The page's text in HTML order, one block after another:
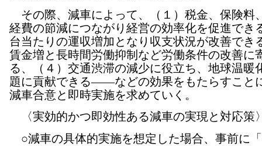
その際、減車によって、（１）税金、保険料
経費の節減につながり経営の効率化を促進でき
台当たりの運収増加となり収支状況が改善でき
賃金増と長時間労働抑制など労働条件の改善に
る、（４）交通渋滞の減少に役立ち、地球温暖
題に貢献できる――などの効果をもたらすこと
減車合意と即時実施を求めていく。
〈実効的かつ即効性ある減車の実現と対応策
○減車の具体的実施を想定した場合、事前に